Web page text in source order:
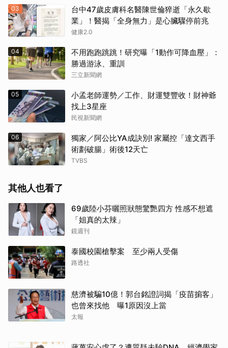
03
台中47歲皮膚科名醫陳世倫猝逝「永久歇
業」！醫揭「全身無力」是心臟驟停前兆
健康2.0
04
不用跑跑跳跳！研究曝「1動作可降血壓」：
勝過游泳、重訓
三立新聞網
05
小孟老師運勢／工作、財運雙豐收！財神爺
找上3星座
民視新聞網
06
獨家／阿公比YA成訣別! 家屬控「達文西手
術劃破腸」術後12天亡
TVBS
其他人也看了
69歲陸小芬曬照狀態驚艷四方 性感不想遮
「姐真的太辣」
鏡週刊
泰國校園槍擊案 至少兩人受傷
路透社
慈濟被騙10億！郭台銘證詞揭「疫苗掮客」
也曾來找他 曝1原因沒上當
太報